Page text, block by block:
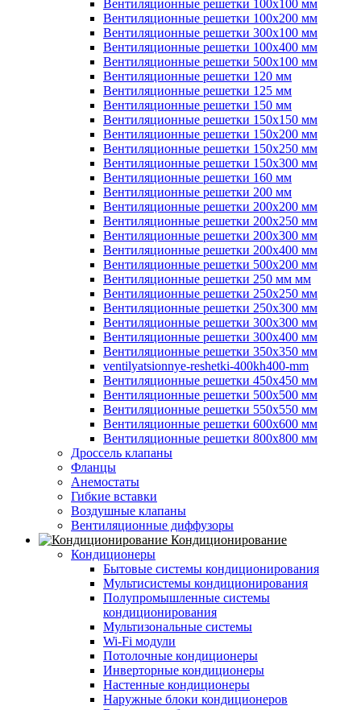
Вентиляционные решетки 100х100 мм
Вентиляционные решетки 100х200 мм
Вентиляционные решетки 300х100 мм
Вентиляционные решетки 100х400 мм
Вентиляционные решетки 500х100 мм
Вентиляционные решетки 120 мм
Вентиляционные решетки 125 мм
Вентиляционные решетки 150 мм
Вентиляционные решетки 150х150 мм
Вентиляционные решетки 150х200 мм
Вентиляционные решетки 150х250 мм
Вентиляционные решетки 150х300 мм
Вентиляционные решетки 160 мм
Вентиляционные решетки 200 мм
Вентиляционные решетки 200х200 мм
Вентиляционные решетки 200х250 мм
Вентиляционные решетки 200х300 мм
Вентиляционные решетки 200х400 мм
Вентиляционные решетки 500х200 мм
Вентиляционные решетки 250 мм мм
Вентиляционные решетки 250х250 мм
Вентиляционные решетки 250х300 мм
Вентиляционные решетки 300х300 мм
Вентиляционные решетки 300х400 мм
Вентиляционные решетки 350х350 мм
ventilyatsionnye-reshetki-400kh400-mm
Вентиляционные решетки 450х450 мм
Вентиляционные решетки 500х500 мм
Вентиляционные решетки 550х550 мм
Вентиляционные решетки 600х600 мм
Вентиляционные решетки 800х800 мм
Дроссель клапаны
Фланцы
Анемостаты
Гибкие вставки
Воздушные клапаны
Вентиляционные диффузоры
Кондиционирование
Кондиционеры
Бытовые системы кондиционирования
Мультисистемы кондиционирования
Полупромышленные системы
кондиционирования
Мультизональные системы
Wi-Fi модули
Потолочные кондиционеры
Инверторные кондиционеры
Настенные кондиционеры
Наружные блоки кондиционеров